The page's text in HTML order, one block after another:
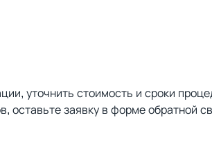
уточнить стоимость и сроки
оставьте заявку в форме обратной